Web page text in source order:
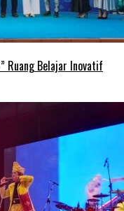
Ruang Belajar Inovatif